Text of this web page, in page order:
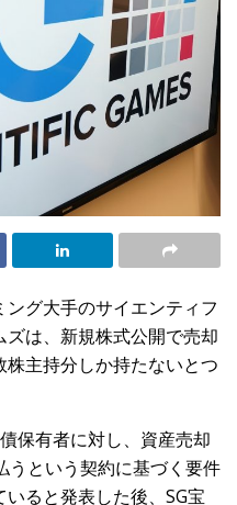
ング大手のサイエンティフ
ズは、新規株式公開で売却
主持分しか持たないとつ
保有者に対し、資産売却
うという契約に基づく要件
ると発表した後、SG宝